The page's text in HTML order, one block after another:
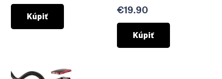
Kúpiť
€19.90
Kúpiť